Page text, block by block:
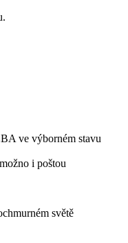
ve výborném stavu
i poštou
světě